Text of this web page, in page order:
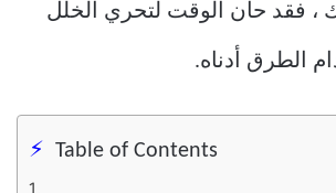
، فقد حان الوقت لتحري الخلل
الطرق أدناه.
Table of Contents